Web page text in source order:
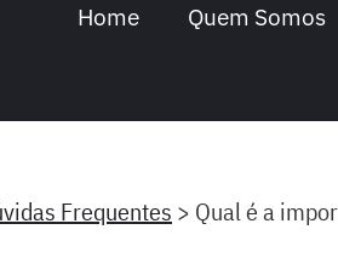
Home Quem Somos
Frequentes > Qual é a